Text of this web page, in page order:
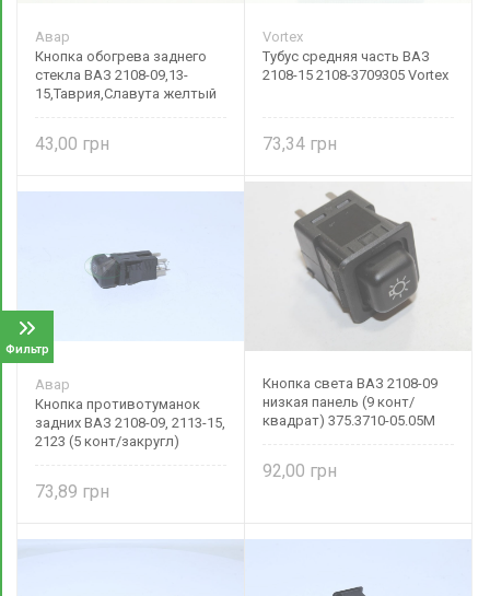
Фильтр
Авар
Кнопка обогрева заднего
стекла ВАЗ 2108-09,13-
15,Таврия,Славута желтый
43,00
Vortex
Тубус средняя часть ВАЗ
2108-15 2108-3709305 Vortex
73,34
Авар
Кнопка противотуманок
задних ВАЗ 2108-09, 2113-15,
2123 (5 конт/закругл)
73,89
Кнопка света ВАЗ 2108-09
низкая панель (9 конт/
квадрат) 375.3710-05.05М
92,00